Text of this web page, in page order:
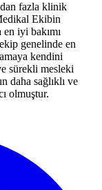
fazla klinik
Ekibin
en iyi bakımı
genelinde en
kendini
sürekli mesleki
daha sağlıklı ve
olmuştur.